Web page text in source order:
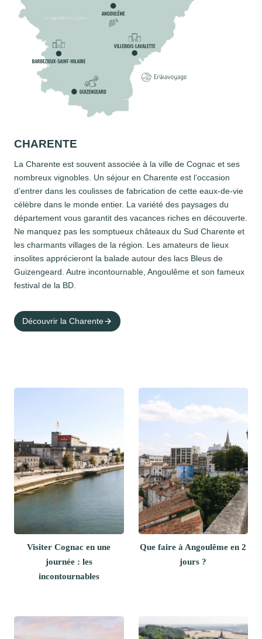
CHARENTE
La Charente est souvent associée à la ville de Cognac et ses
nombreux vignobles. Un séjour en Charente est l’occasion
d’entrer dans les coulisses de fabrication de cette eaux-de-vie
célèbre dans le monde entier. La variété des paysages du
département vous garantit des vacances riches en découverte.
Ne manquez pas les somptueux châteaux du Sud Charente et
les charmants villages de la région. Les amateurs de lieux
insolites apprécieront la balade autour des lacs Bleus de
Guizengeard. Autre incontournable, Angoulême et son fameux
festival de la BD.
Découvrir la Charente
Visiter Cognac en une
journée : les
incontournables
Que faire à Angoulême en 2
jours ?